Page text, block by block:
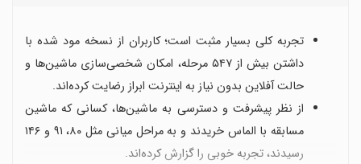
تجربه کلی بسیار مثبت است؛ کاربران از نسخه مود شده با
داشتن بیش از ۵۴۷ مرحله، امکان شخصی‌سازی ماشین‌ها و
حالت آفلاین بدون نیاز به اینترنت ابراز رضایت کرده‌اند.
از نظر پیشرفت و دسترسی به ماشین‌ها، کسانی که ماشین
مسابقه با الماس خریدند و به مراحل میانی مثل ۸۰، ۹۱ و ۱۴۶
رسیدند، تجربه خوبی را گزارش کرده‌اند.